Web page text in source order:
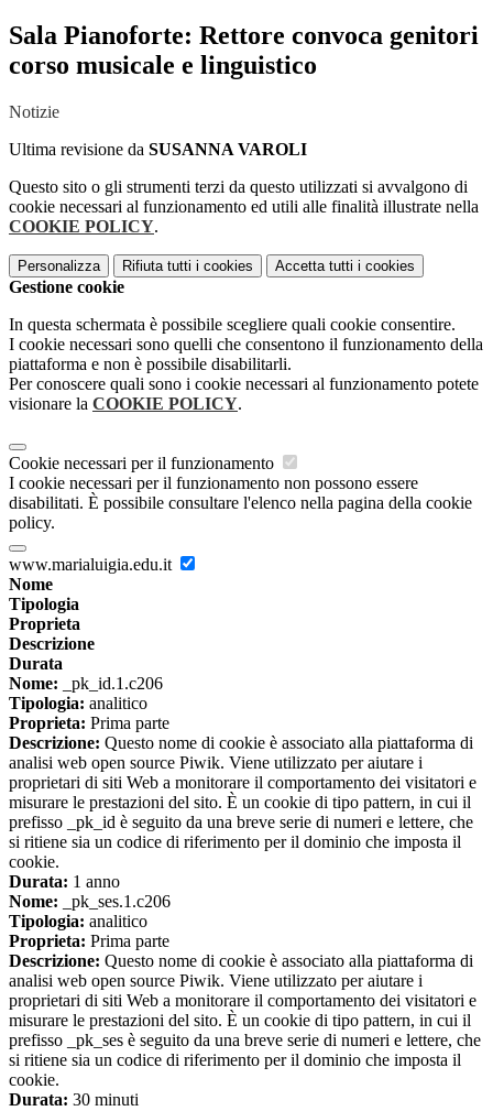
Sala Pianoforte: Rettore convoca genitori
corso musicale e linguistico
Notizie
Ultima revisione da SUSANNA VAROLI
Questo sito o gli strumenti terzi da questo utilizzati si avvalgono di
cookie necessari al funzionamento ed utili alle finalità illustrate nella
COOKIE POLICY.
Personalizza Rifiuta tutti i cookies Accetta tutti i cookies
Gestione cookie
In questa schermata è possibile scegliere quali cookie consentire.
I cookie necessari sono quelli che consentono il funzionamento della
piattaforma e non è possibile disabilitarli.
Per conoscere quali sono i cookie necessari al funzionamento potete
visionare la COOKIE POLICY.
Cookie necessari per il funzionamento
I cookie necessari per il funzionamento non possono essere
disabilitati. È possibile consultare l'elenco nella pagina della cookie
policy.
www.marialuigia.edu.it
Nome
Tipologia
Proprieta
Descrizione
Durata
Nome: _pk_id.1.c206
Tipologia: analitico
Proprieta: Prima parte
Descrizione: Questo nome di cookie è associato alla piattaforma di
analisi web open source Piwik. Viene utilizzato per aiutare i
proprietari di siti Web a monitorare il comportamento dei visitatori e
misurare le prestazioni del sito. È un cookie di tipo pattern, in cui il
prefisso _pk_id è seguito da una breve serie di numeri e lettere, che
si ritiene sia un codice di riferimento per il dominio che imposta il
cookie.
Durata: 1 anno
Nome: _pk_ses.1.c206
Tipologia: analitico
Proprieta: Prima parte
Descrizione: Questo nome di cookie è associato alla piattaforma di
analisi web open source Piwik. Viene utilizzato per aiutare i
proprietari di siti Web a monitorare il comportamento dei visitatori e
misurare le prestazioni del sito. È un cookie di tipo pattern, in cui il
prefisso _pk_ses è seguito da una breve serie di numeri e lettere, che
si ritiene sia un codice di riferimento per il dominio che imposta il
cookie.
Durata: 30 minuti